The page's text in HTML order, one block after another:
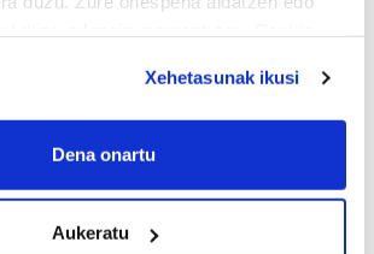
also like to:
about your geographical
device by actively scanning it for
Xehetasunak ikusi
Dena onartu
Aukeratu
24º 18º